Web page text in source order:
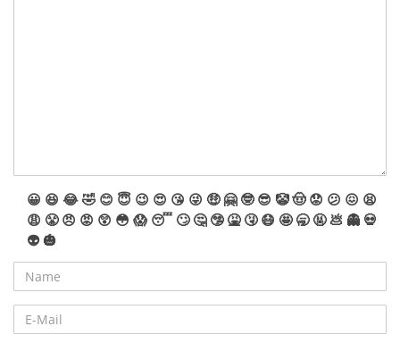
😀 😆 😂🤣 😊 😇 😉 😍 😘 😜 🤑 🤗 🤓 😎 🤡🤠 😟 😕 😖 😫
😩 😤 😠 😡 😲 😳 😱 😴 🙄 🤔 🤥 🤮 🤧 😷 🤩 🥱 🤬 💩 👻 💀
👽 🎃